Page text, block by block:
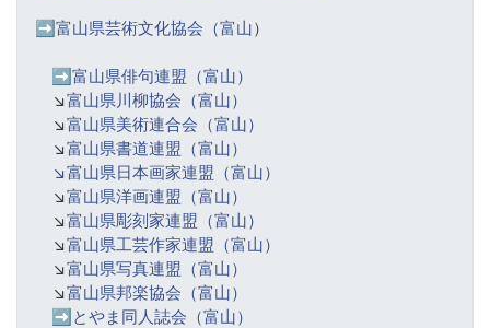
➡️富山県芸術文化協会（富山）
➡️ 富山県俳句連盟（富山）
↘️富山県川柳協会（富山）
↘️富山県美術連合会（富山）
↘️富山県書道連盟（富山）
↘️富山県日本画家連盟（富山）
↘️富山県洋画連盟（富山）
↘️富山県彫刻家連盟（富山）
↘️富山県工芸作家連盟（富山）
↘️富山県写真連盟（富山）
↘️富山県邦楽協会（富山）
➡️ とやま同人誌会（富山）